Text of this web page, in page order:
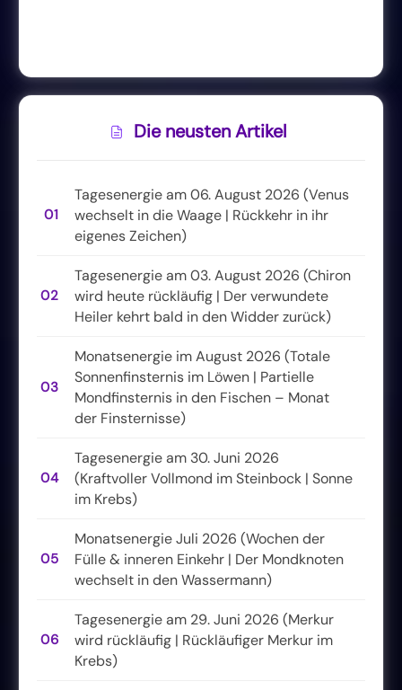
Die neusten Artikel
01
Tagesenergie am 06. August 2026 (Venus
wechselt in die Waage | Rückkehr in ihr
eigenes Zeichen)
02
Tagesenergie am 03. August 2026 (Chiron
wird heute rückläufig | Der verwundete
Heiler kehrt bald in den Widder zurück)
03
Monatsenergie im August 2026 (Totale
Sonnenfinsternis im Löwen | Partielle
Mondfinsternis in den Fischen – Monat
der Finsternisse)
04
Tagesenergie am 30. Juni 2026
(Kraftvoller Vollmond im Steinbock | Sonne
im Krebs)
05
Monatsenergie Juli 2026 (Wochen der
Fülle & inneren Einkehr | Der Mondknoten
wechselt in den Wassermann)
06
Tagesenergie am 29. Juni 2026 (Merkur
wird rückläufig | Rückläufiger Merkur im
Krebs)